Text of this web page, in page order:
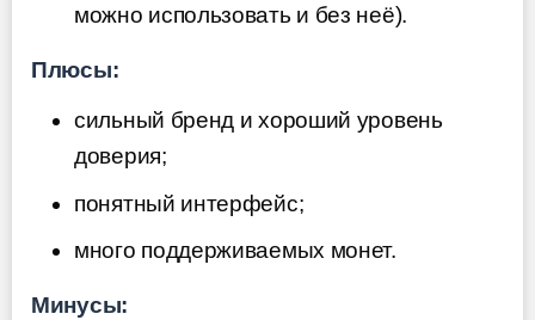
можно использовать и без неё).
Плюсы:
сильный бренд и хороший уровень
доверия;
понятный интерфейс;
много поддерживаемых монет.
Минусы: